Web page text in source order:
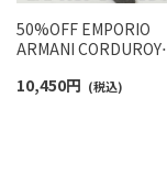
50%OFF EMPORIO
ARMANI CORDUROY
ロイ フリース スウェッ
10,450円 (税込)